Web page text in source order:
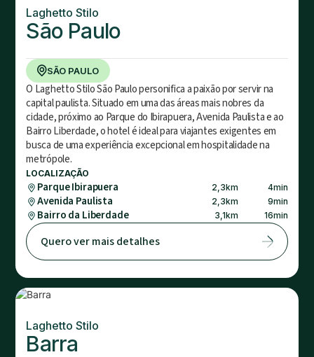
Laghetto Stilo
São Paulo
SÃO PAULO
O Laghetto Stilo São Paulo personifica a paixão por servir na
capital paulista. Situado em uma das áreas mais nobres da
cidade, próximo ao Parque do Ibirapuera, Avenida Paulista e ao
Bairro Liberdade, o hotel é ideal para viajantes exigentes em
busca de uma experiência excepcional em hospitalidade na
metrópole.
LOCALIZAÇÃO
Parque Ibirapuera 2,3km 4min
Avenida Paulista 2,3km 9min
Bairro da Liberdade 3,1km 16min
Quero ver mais detalhes
Laghetto Stilo
Barra